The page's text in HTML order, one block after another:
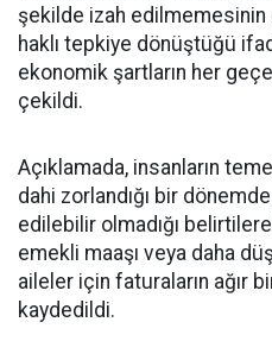
şekilde izah
haklı tepkiye dönüştüğü
ekonomik şartların her
çekildi.
Açıklamada, insanların
dahi zorlandığı bir
edilebilir olmadığı
emekli maaşı veya daha
aileler için faturaların ağır
kaydedildi.